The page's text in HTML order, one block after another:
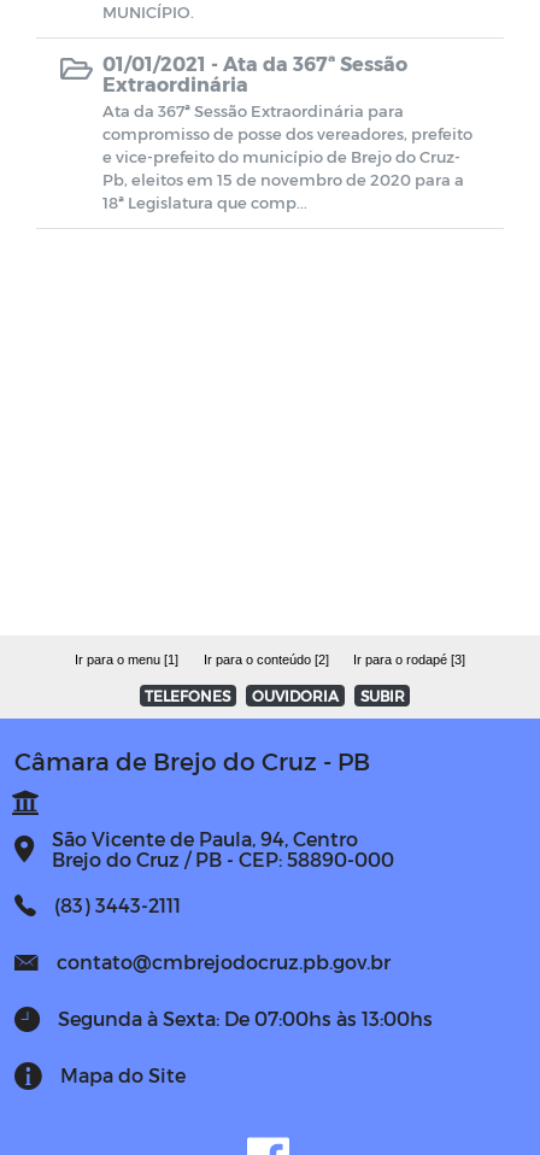
MUNICÍPIO.
01/01/2021 - Ata da 367ª Sessão
Extraordinária
Ata da 367ª Sessão Extraordinária para
compromisso de posse dos vereadores, prefeito
e vice-prefeito do município de Brejo do Cruz-
Pb, eleitos em 15 de novembro de 2020 para a
18ª Legislatura que comp...
Ir para o menu [1] Ir para o conteúdo [2] Ir para o rodapé [3]
TELEFONES OUVIDORIA SUBIR
Câmara de Brejo do Cruz - PB
São Vicente de Paula, 94, Centro
Brejo do Cruz / PB - CEP: 58890-000
(83) 3443-2111
contato@cmbrejodocruz.pb.gov.br
Segunda à Sexta: De 07:00hs às 13:00hs
Mapa do Site